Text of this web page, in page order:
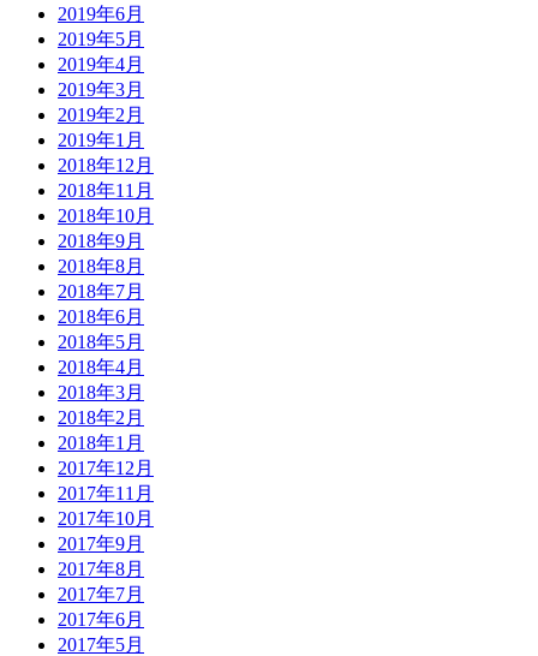
2019年6月
2019年5月
2019年4月
2019年3月
2019年2月
2019年1月
2018年12月
2018年11月
2018年10月
2018年9月
2018年8月
2018年7月
2018年6月
2018年5月
2018年4月
2018年3月
2018年2月
2018年1月
2017年12月
2017年11月
2017年10月
2017年9月
2017年8月
2017年7月
2017年6月
2017年5月